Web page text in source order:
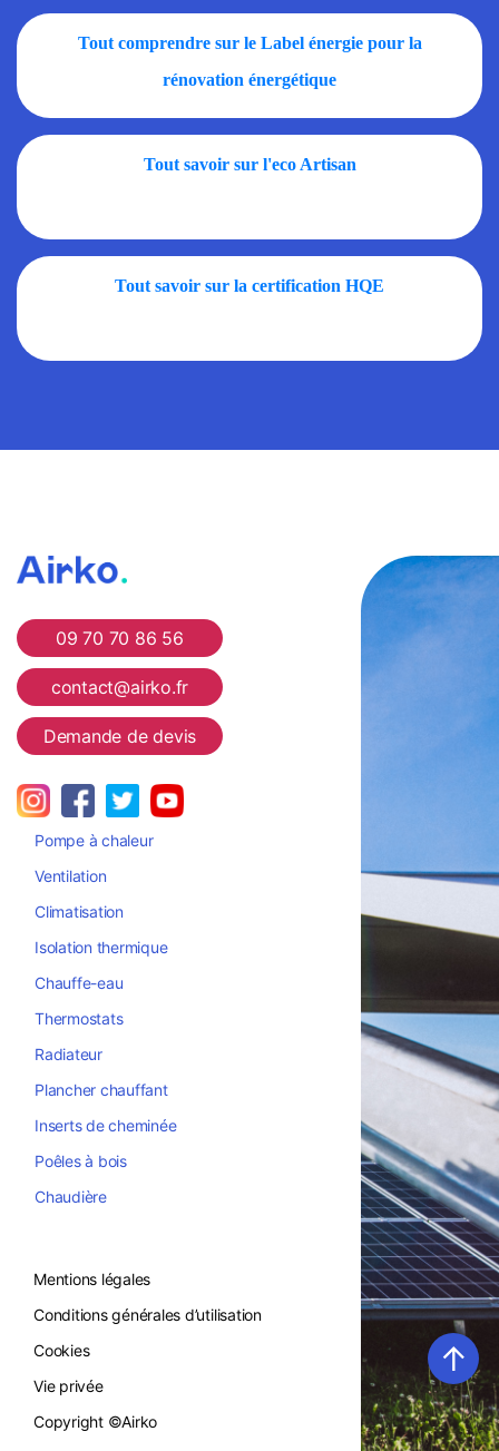
Tout comprendre sur le Label énergie pour la
rénovation énergétique
Tout savoir sur l'eco Artisan
Tout savoir sur la certification HQE
Airko09 70 70 86 56
contact@airko.fr
Demande de devis
Pompe à chaleur
Ventilation
Climatisation
Isolation thermique
Chauffe-eau
Thermostats
Radiateur
Plancher chauffant
Inserts de cheminée
Poêles à bois
Chaudière
Mentions légales
Conditions générales d’utilisation
Cookies
Vie privée
Copyright ©Airko
↑